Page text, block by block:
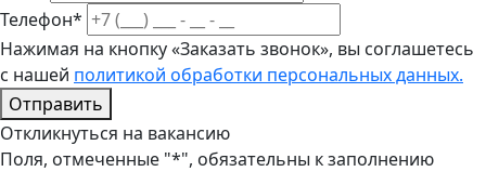
Телефон*
Нажимая на кнопку «Заказать звонок», вы соглашетесь
с нашей политикой обработки персональных данных.
Отправить
Откликнуться на вакансию
Поля, отмеченные "*", обязательны к заполнению